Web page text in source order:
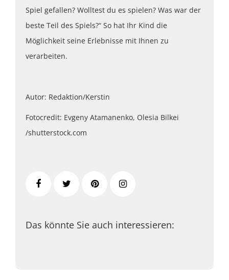
Spiel gefallen? Wolltest du es spielen? Was war der
beste Teil des Spiels?“ So hat Ihr Kind die
Möglichkeit seine Erlebnisse mit Ihnen zu
verarbeiten.
Autor: Redaktion/Kerstin
Fotocredit: Evgeny Atamanenko, Olesia Bilkei
/shutterstock.com
Das könnte Sie auch interessieren: